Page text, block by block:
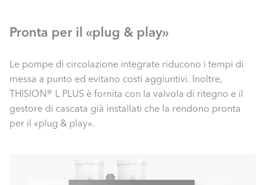
Pronta per il «plug & play»
Le pompe di circolazione integrate riducono i tempi di
messa a punto ed evitano costi aggiuntivi. Inoltre,
THISION® L PLUS è fornita con la valvola di ritegno e il
gestore di cascata già installati che la rendono pronta
per il «plug & play».